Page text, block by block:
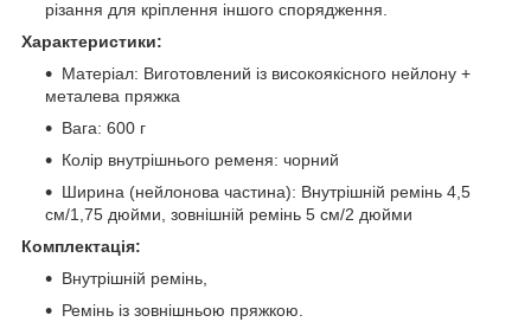
різання для кріплення іншого спорядження.
Характеристики:
Матеріал: Виготовлений із високоякісного нейлону +
металева пряжка
Вага: 600 г
Колір внутрішнього ременя: чорний
Ширина (нейлонова частина): Внутрішній ремінь 4,5
см/1,75 дюйми, зовнішній ремінь 5 см/2 дюйми
Комплектація:
Внутрішній ремінь,
Ремінь із зовнішньою пряжкою.